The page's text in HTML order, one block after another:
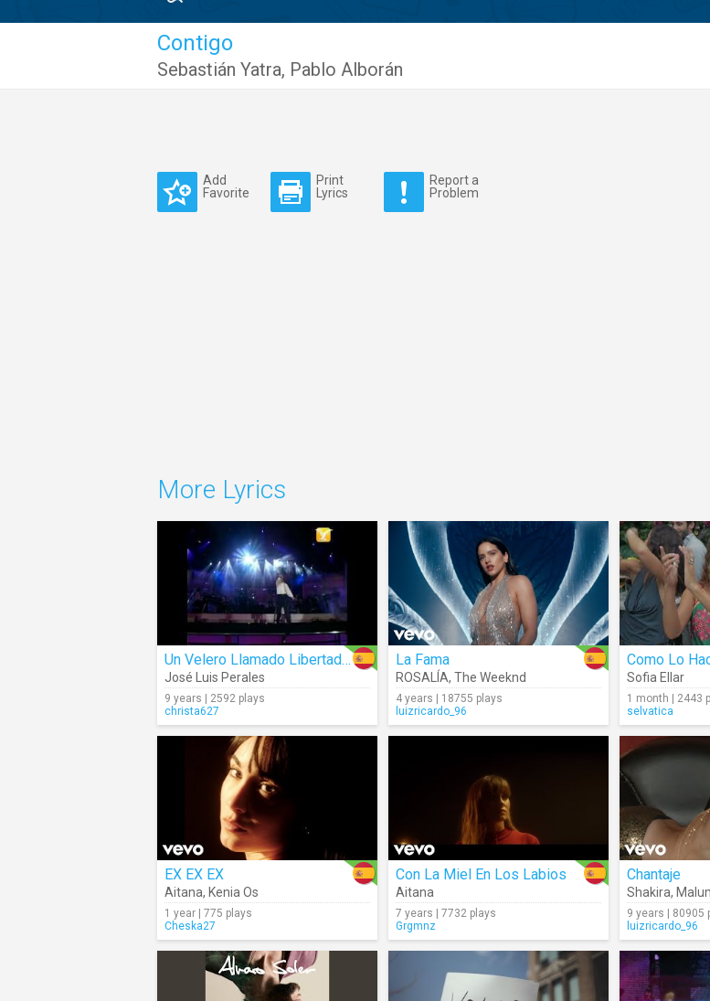
Contigo
Sebastián Yatra, Pablo Alborán
Add
Favorite
Print
Lyrics
Report a
Problem
More Lyrics
Un Velero Llamado Libertad (Live)
José Luis Perales
9 years | 2592 plays
christa627
La Fama
ROSALÍA, The Weeknd
4 years | 18755 plays
luizricardo_96
Como Lo
Sofia Ellar
1 month | 2443
selvatica
EX EX EX
Aitana, Kenia Os
1 year | 775 plays
Cheska27
Con La Miel En Los Labios
Aitana
7 years | 7732 plays
Grgmnz
Chantaje
Shakira,
9 years | 80905
luizricardo_96